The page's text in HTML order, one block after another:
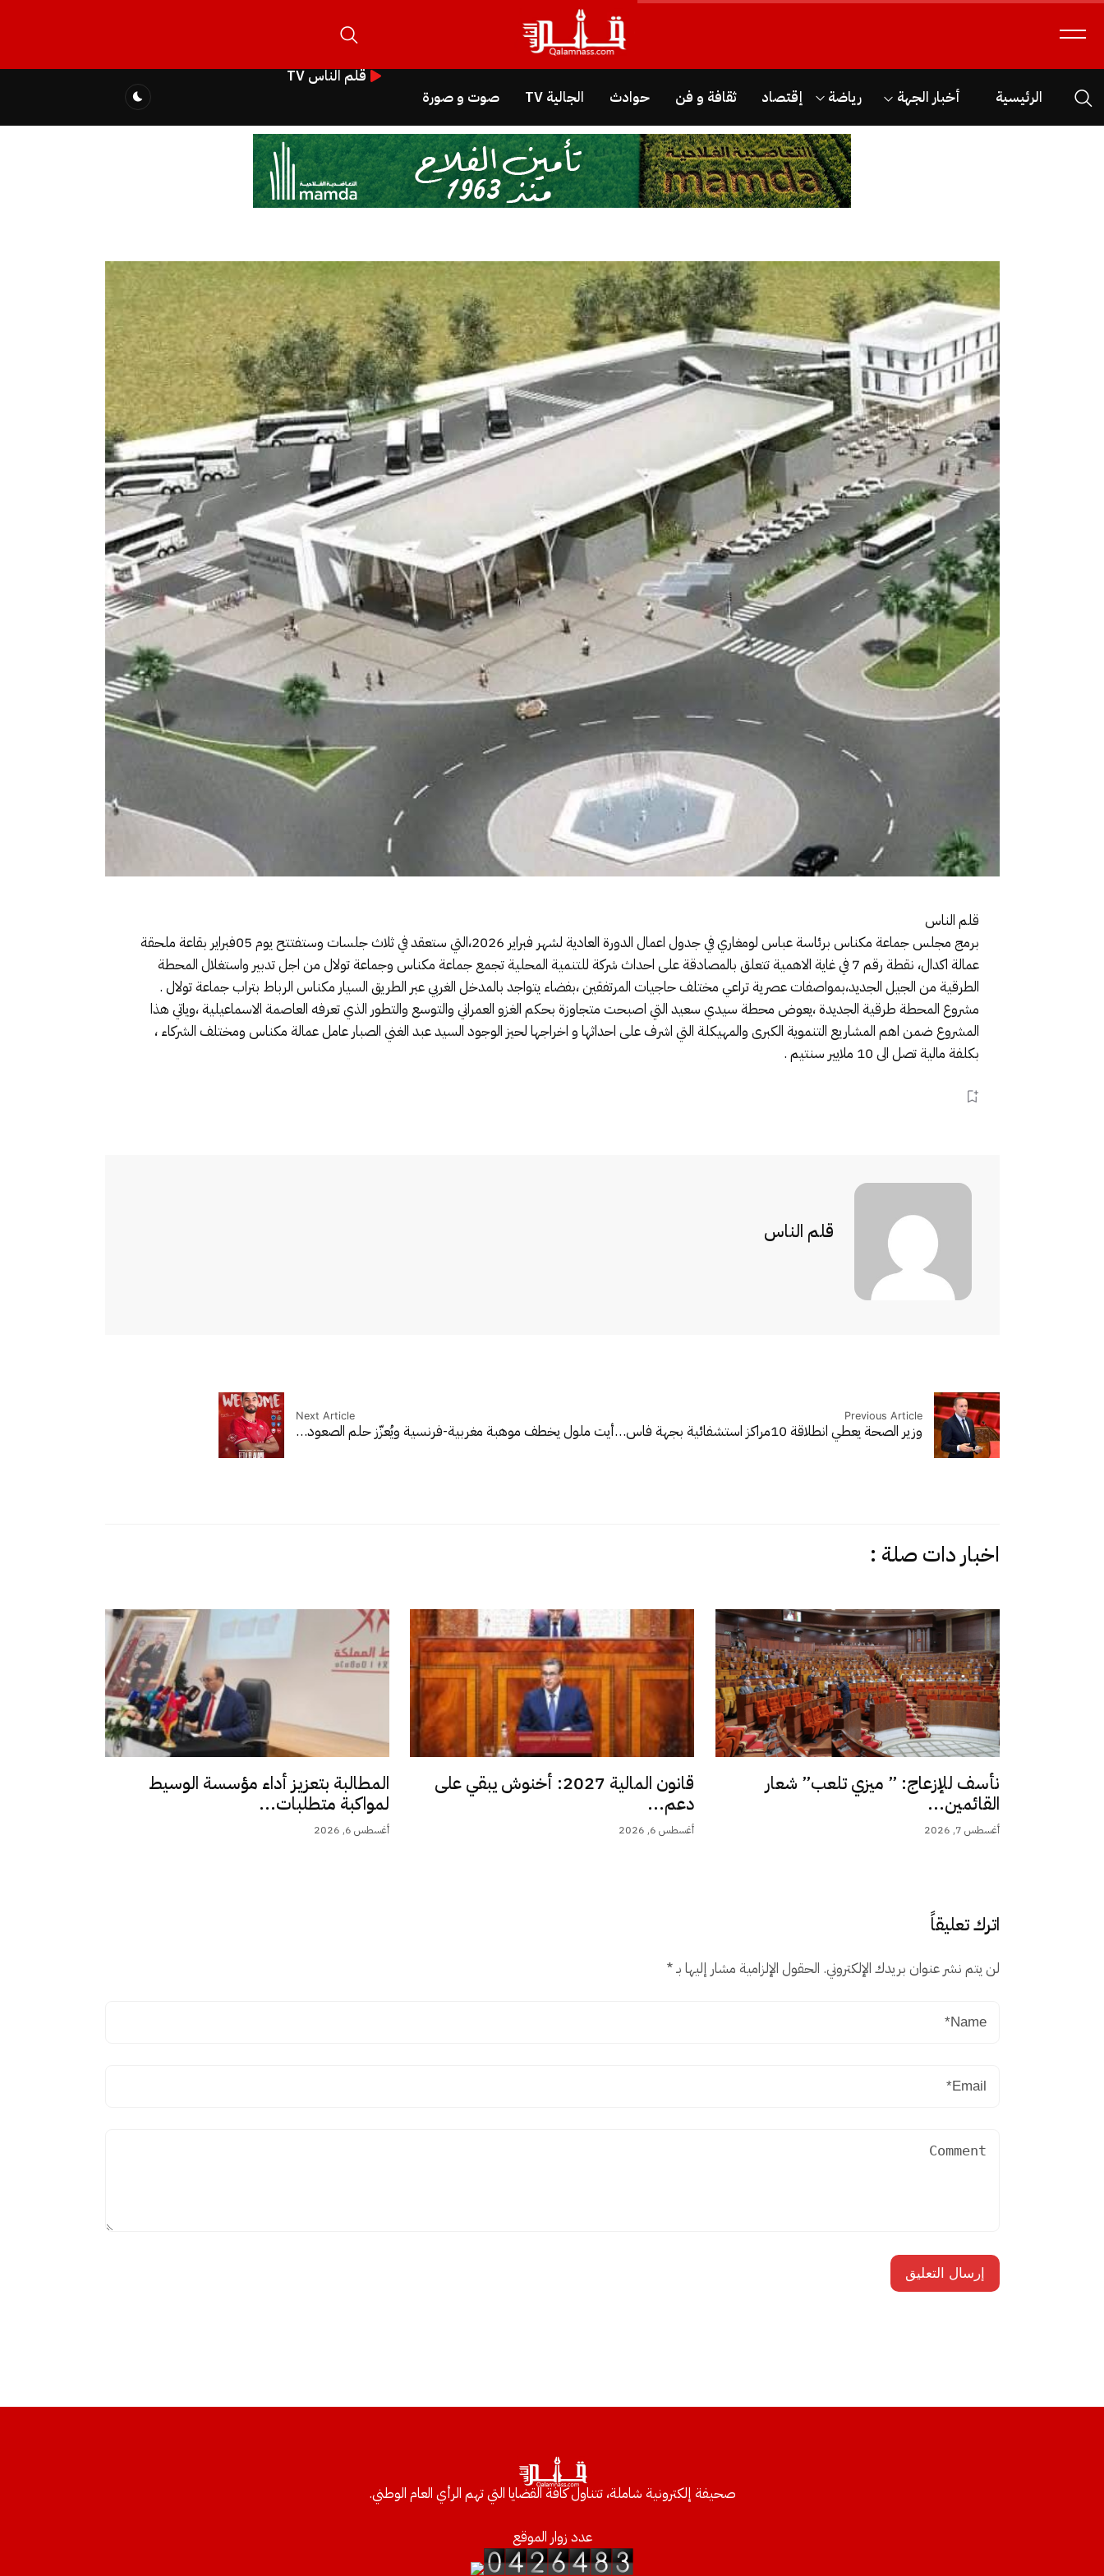
الرئيسية أخبار الجهة رياضة إقتصاد ثقافة و فن حوادث الجالية TV صوت و صورة
قلم الناس TV
قلم الناس
برمج مجلس جماعة مكناس برئاسة عباس لومغاري في جدول اعمال الدورة العادية لشهر فبراير 2026،التي ستعقد في ثلاث جلسات وستفتتح يوم 05فبراير بقاعة ملحقة
عمالة اكدال، نقطة رقم 7 في غاية الاهمية تتعلق بالمصادقة على احداث شركة للتنمية المحلية تجمع جماعة مكناس وجماعة تولال من اجل تدبير واستغلال المحطة
الطرقية من الجيل الجديد،بمواصفات عصرية تراعي مختلف حاجيات المرتفقين ،بفضاء يتواجد بالمدخل الغربي عبر الطريق السيار مكناس الرباط بتراب جماعة تولال .
مشروع المحطة طرقية الجديدة ،يعوض محطة سيدي سعيد التي اصبحت متجاوزة بحكم الغزو العمراني والتوسع والتطور الذي تعرفه العاصمة الاسماعيلية ،وياتي هذا
المشروع ضمن اهم المشاريع التنموية الكبرى والمهيكلة التي اشرف على احداثها و اخراجها لحيز الوجود السيد عبد الغني الصبار عامل عمالة مكناس ومختلف الشركاء ،
بكلفة مالية تصل الى 10 ملايير سنتيم .
قلم الناس
Previous Article
وزير الصحة يعطي انطلاقة 10مراكز استشفائية بجهة فاس…
Next Article
أيت ملول يخطف موهبة مغربية-فرنسية ويُعزّز حلم الصعود…
اخبار دات صلة :
نأسف للإزعاج: ” ميزي تلعب” شعار
القائمين...
أغسطس 7, 2026
قانون المالية 2027: أخنوش يبقي على
دعم...
أغسطس 6, 2026
المطالبة بتعزيز أداء مؤسسة الوسيط
لمواكبة متطلبات...
أغسطس 6, 2026
اترك تعليقاً
لن يتم نشر عنوان بريدك الإلكتروني. الحقول الإلزامية مشار إليها بـ*
صحيفة إلكترونية شاملة، تتناول كافة القضايا التي تهم الرأي العام الوطني.
عدد زوار الموقع